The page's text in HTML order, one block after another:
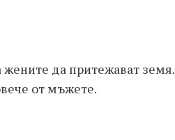
жените да притежават земя.
от мъжете.